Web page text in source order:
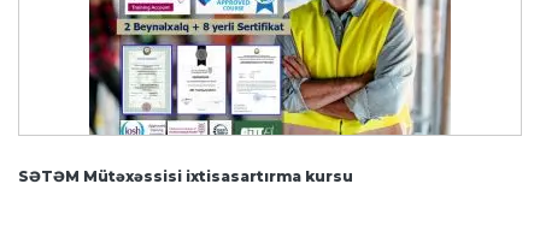
SƏTƏM Mütəxəssisi ixtisasartırma kursu